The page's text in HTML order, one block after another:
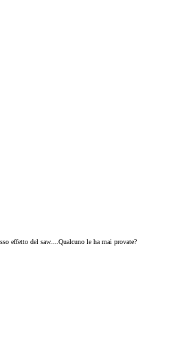
effetto del saw....Qualcuno le ha mai provate?